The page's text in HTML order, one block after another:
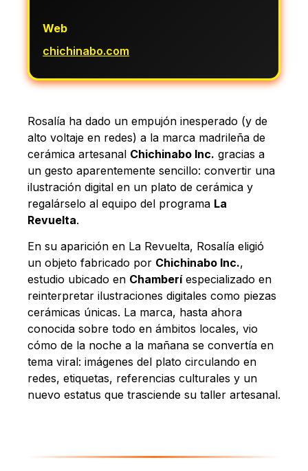
Web
chichinabo.com
Rosalía ha dado un empujón inesperado (y de
alto voltaje en redes) a la marca madrileña de
cerámica artesanal Chichinabo Inc. gracias a
un gesto aparentemente sencillo: convertir una
ilustración digital en un plato de cerámica y
regalárselo al equipo del programa La
Revuelta.
En su aparición en La Revuelta, Rosalía eligió
un objeto fabricado por Chichinabo Inc.,
estudio ubicado en Chamberíespecializado en
reinterpretar ilustraciones digitales como piezas
cerámicas únicas. La marca, hasta ahora
conocida sobre todo en ámbitos locales, vio
cómo de la noche a la mañana se convertía en
tema viral: imágenes del plato circulando en
redes, etiquetas, referencias culturales y un
nuevo estatus que trasciende su taller artesanal.